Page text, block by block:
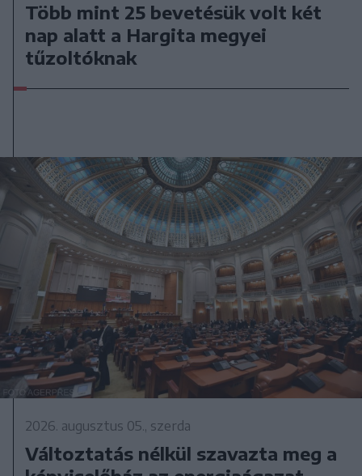
Több mint 25 bevetésük volt két
nap alatt a Hargita megyei
tűzoltóknak
2026. augusztus 05., szerda
Változtatás nélkül szavazta meg a